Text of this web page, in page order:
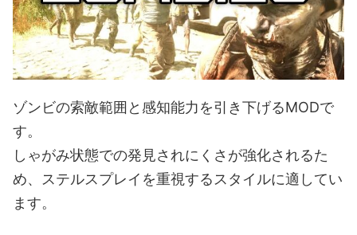
ゾンビの索敵範囲と感知能力を引き下げるMODで
す。
しゃがみ状態での発見されにくさが強化されるた
め、ステルスプレイを重視するスタイルに適してい
ます。